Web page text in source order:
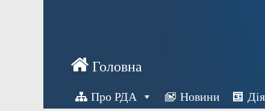
Про РДА Новини